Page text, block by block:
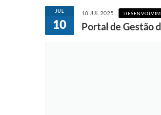
JUL
10
10 JUL 2025
Portal de Gestão